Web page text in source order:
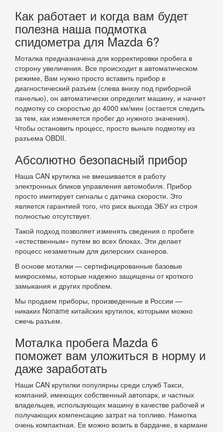
Как работает и когда вам будет
полезна наша подмотка
спидометра для Mazda 6?
Моталка предназначена для корректировки пробега в
сторону увеличения. Все происходит в автоматическом
режиме, Вам нужно просто вставить прибор в
диагностический разъем (слева внизу под приборной
панелью), он автоматически определит машину, и начнет
подмотку со скоростью до 4000 км/мин (остается следить
за тем, как изменяется пробег до нужного значения).
Чтобы остановить процесс, просто выньте подмотку из
разъема OBDII.
Абсолютно безопасный прибор
Наша CAN крутилка не вмешивается в работу
электронных бликов управления автомобиля. Прибор
просто имитирует сигналы с датчика скорости. Это
является гарантией того, что риск выхода ЭБУ из строя
полностью отсутствует.
Такой подход позволяет изменять сведения о пробеге
«естественным» путем во всех блоках. Эти делает
процесс незаметным для дилерских сканеров.
В основе моталки — сертифицированные базовые
микросхемы, которые надежно защищены от кроткого
замыкания и других проблем.
Мы продаем приборы, произведенные в России —
никаких Noname китайских крутилок, которыми можно
сжечь разъем.
Моталка пробега Mazda 6
поможет вам уложиться в норму и
даже заработать
Наши CAN крутилки популярны среди служб Такси,
компаний‚ имеющих собственный автопарк, и частных
владельцев, использующих машину в качестве рабочей и
получающих компенсацию затрат на топливо. Намотка
очень компактная. Ее можно возить в бардачке, в кармане